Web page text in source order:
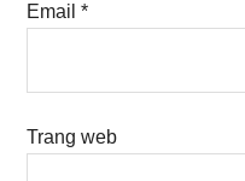
Email*
Trang web